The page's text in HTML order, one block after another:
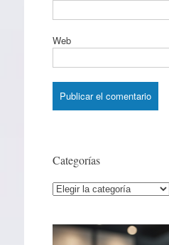
Web
Categorías
Categorías